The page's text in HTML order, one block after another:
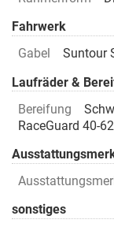
Fahrwerk
Gabel
Suntour
Laufräder &
Bereifung
RaceGuard 40-
sonstiges